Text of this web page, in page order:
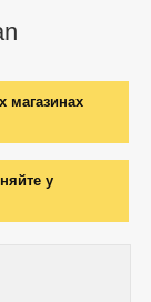
магазинах
у